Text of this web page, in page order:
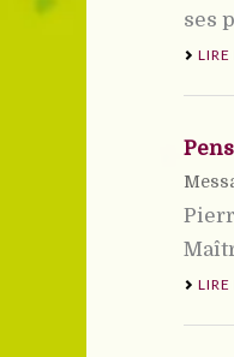
ses
LIRE
LIRE